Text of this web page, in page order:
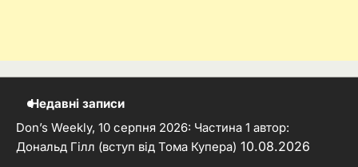
Недавні записи
Don’s Weekly, 10 серпня 2026: Частина 1 автор:
Дональд Гілл (вступ від Тома Купера) 10.08.2026